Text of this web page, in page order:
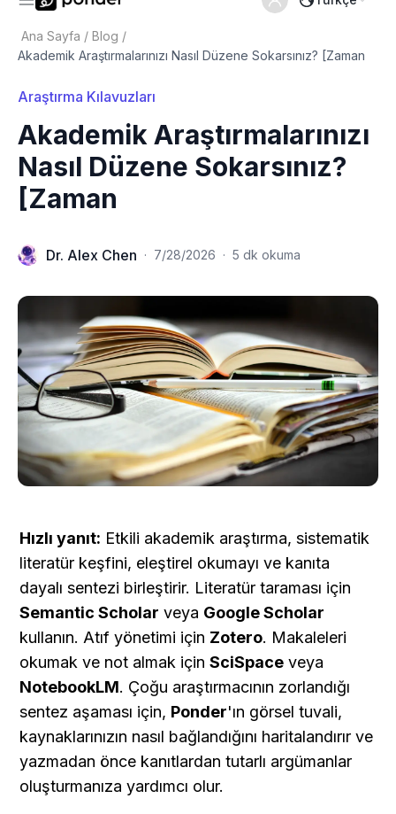
Ana Sayfa / Blog /
Akademik Araştırmalarınızı Nasıl Düzene Sokarsınız? [Zaman
Araştırma Kılavuzları
Akademik Araştırmalarınızı
Nasıl Düzene Sokarsınız?
[Zaman
Dr. Alex Chen · 7/28/2026 · 5 dk okuma
Hızlı yanıt: Etkili akademik araştırma, sistematik
literatür keşfini, eleştirel okumayı ve kanıta
Semantic Scholar veya Google Scholar
kullanın. Atıf yönetimi için Zotero. Makaleleri
okumak ve not almak için SciSpace
NotebookLM. Çoğu araştırmacının zorlandığı
sentez aşaması için, Ponder'ın görsel tuvali,
kaynaklarınızın nasıl bağlandığını haritalandırır ve
yazmadan önce kanıtlardan tutarlı argümanlar
oluşturmanıza yardımcı olur.